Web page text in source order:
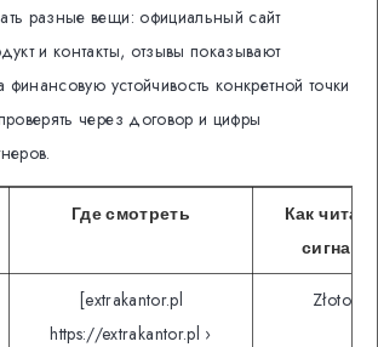
разные вещи: официальный сайт
и контакты, отзывы показывают
финансовую устойчивость конкретной точки
через договор и цифры
Где смотреть
Как
сигнал
[extrakantor.pl
https://extrakantor.pl ›
Złoto